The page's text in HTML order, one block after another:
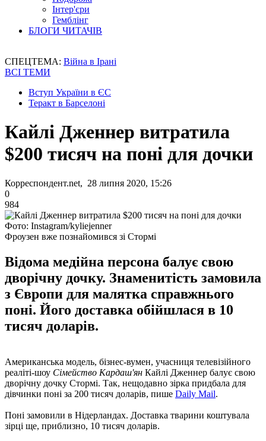
Інтер'єри
Гемблінг
БЛОГИ ЧИТАЧІВ
СПЕЦТЕМА: Війна в Ірані
ВСІ ТЕМИ
Вступ України в ЄС
Теракт в Барселоні
Кайлі Дженнер витратила
$200 тисяч на поні для дочки
Корреспондент.net, 28 липня 2020, 15:26
0
984
Фото: Instagram/kyliejenner
Фроузен вже познайомився зі Стормі
Відома медійна персона балує свою
дворічну дочку. Знаменитість замовила
з Європи для малятка справжнього
поні. Його доставка обійшлася в 10
тисяч доларів.
Американська модель, бізнес-вумен, учасниця телевізійного
реаліті-шоу Сімейство Кардаш'ян Кайлі Дженнер балує свою
дворічну дочку Стормі. Так, нещодавно зірка придбала для
дівчинки поні за 200 тисяч доларів, пише Daily Mail.
Поні замовили в Нідерландах. Доставка тварини коштувала
зірці ще, приблизно, 10 тисяч доларів.